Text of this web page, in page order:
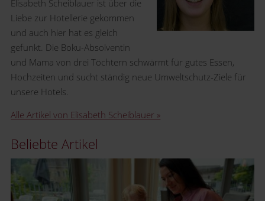
Elisabeth Scheiblauer ist über die
Liebe zur Hotellerie gekommen
und auch hier hat es gleich
gefunkt. Die Boku-Absolventin
und Mama von drei Töchtern schwärmt für gutes Essen,
Hochzeiten und sucht ständig neue Umweltschutz-Ziele für
unsere Hotels.
Alle Artikel von Elisabeth Scheiblauer »
Beliebte Artikel